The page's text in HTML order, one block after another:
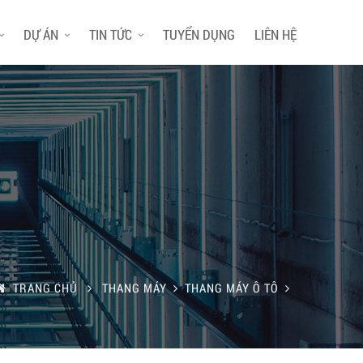
DỰ ÁN TIN TỨC TUYỂN DỤNG LIÊN HỆ
TRANG CHỦ THANG MÁY THANG MÁY Ô TÔ